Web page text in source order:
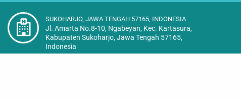
SUKOHARJO, JAWA TENGAH 57165, INDONESIA
Jl. Amarta No.8-10, Ngabeyan, Kec. Kartasura,
Kabupaten Sukoharjo, Jawa Tengah 57165,
Indonesia